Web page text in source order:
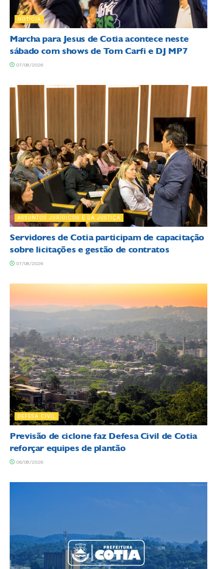
NOTÍCIA
Marcha para Jesus de Cotia acontece neste
sábado com shows de Tom Carfi e DJ MP7
07/08/2026
ASSUNTOS JURÍDICOS E DA JUSTIÇA
Servidores de Cotia participam de capacitação
sobre licitações e gestão de contratos
07/08/2026
DEFESA CIVIL
Previsão de ciclone faz Defesa Civil de Cotia
reforçar equipes de plantão
06/08/2026